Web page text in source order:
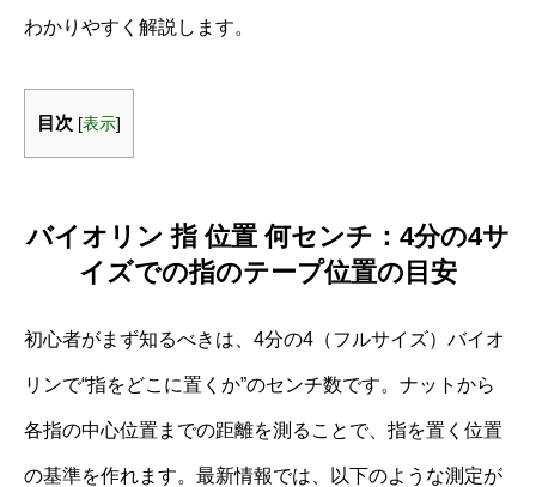
わかりやすく解説します。
目次 [表示]
バイオリン 指 位置 何センチ：4分の4サ
イズでの指のテープ位置の目安
初心者がまず知るべきは、4分の4（フルサイズ）バイオ
リンで“指をどこに置くか”のセンチ数です。ナットから
各指の中心位置までの距離を測ることで、指を置く位置
の基準を作れます。最新情報では、以下のような測定が